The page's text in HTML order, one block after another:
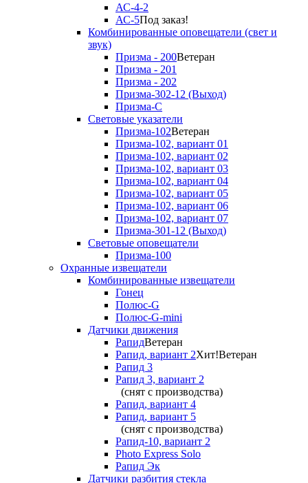
АС-4-2
АС-5Под заказ!
Комбинированные оповещатели (свет и
звук)
Призма - 200Ветеран
Призма - 201
Призма - 202
Призма-302-12 (Выход)
Призма-С
Световые указатели
Призма-102Ветеран
Призма-102, вариант 01
Призма-102, вариант 02
Призма-102, вариант 03
Призма-102, вариант 04
Призма-102, вариант 05
Призма-102, вариант 06
Призма-102, вариант 07
Призма-301-12 (Выход)
Световые оповещатели
Призма-100
Охранные извещатели
Комбинированные извещатели
Гонец
Полюс-G
Полюс-G-mini
Датчики движения
РапидВетеран
Рапид, вариант 2Хит!Ветеран
Рапид 3
Рапид 3, вариант 2
(снят с производства)
Рапид, вариант 4
Рапид, вариант 5
(снят с производства)
Рапид-10, вариант 2
Photo Express Solo
Рапид Эк
Датчики разбития стекла